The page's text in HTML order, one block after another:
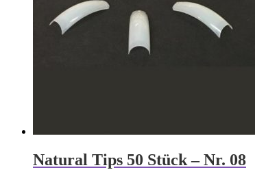
Natural Tips 50 Stück – Nr. 08